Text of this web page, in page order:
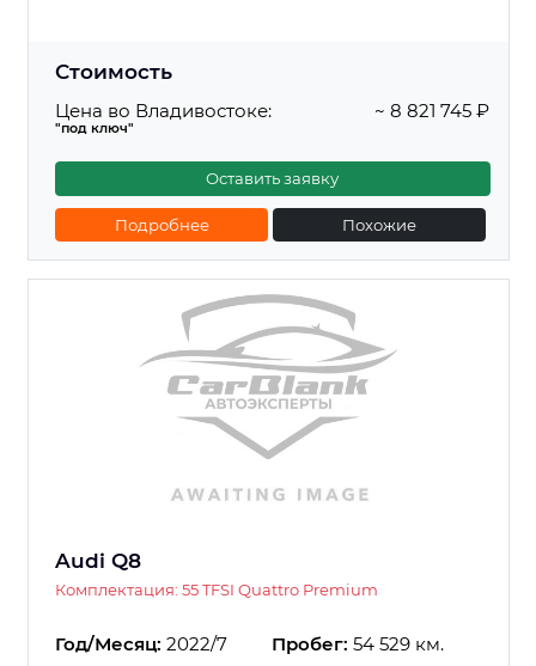
Стоимость
Цена во Владивостоке:
"под ключ"
~ 8 821 745 ₽
Оставить заявку
Подробнее Похожие
Audi Q8
Комплектация: 55 TFSI Quattro Premium
Год/Месяц: 2022/7 Пробег: 54 529 км.